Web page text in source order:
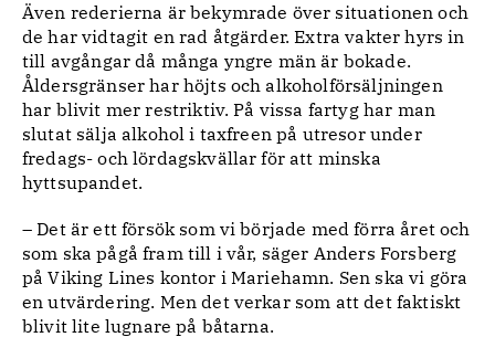
Även rederierna är bekymrade över situationen och
de har vidtagit en rad åtgärder. Extra vakter hyrs in
till avgångar då många yngre män är bokade.
Åldersgränser har höjts och alkoholförsäljningen
har blivit mer restriktiv. På vissa fartyg har man
slutat sälja alkohol i taxfreen på utresor under
fredags- och lördagskvällar för att minska
hyttsupandet.
– Det är ett försök som vi började med förra året och
som ska pågå fram till i vår, säger Anders Forsberg
på Viking Lines kontor i Mariehamn. Sen ska vi göra
en utvärdering. Men det verkar som att det faktiskt
blivit lite lugnare på båtarna.